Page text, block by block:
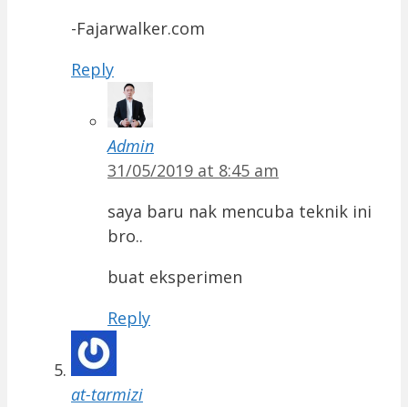
-Fajarwalker.com
Reply
Admin
31/05/2019 at 8:45 am
saya baru nak mencuba teknik ini
bro..
buat eksperimen
Reply
at-tarmizi